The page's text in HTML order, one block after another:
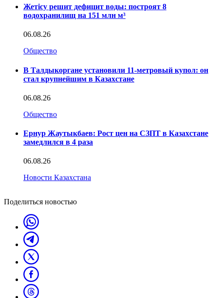
Жетісу решит дефицит воды: построят 8
водохранилищ на 151 млн м³
06.08.26
Общество
В Талдыкоргане установили 11-метровый купол: он
стал крупнейшим в Казахстане
06.08.26
Общество
Ернур Жаутыкбаев: Рост цен на СЗПТ в Казахстане
замедлился в 4 раза
06.08.26
Новости Казахстана
Поделиться новостью